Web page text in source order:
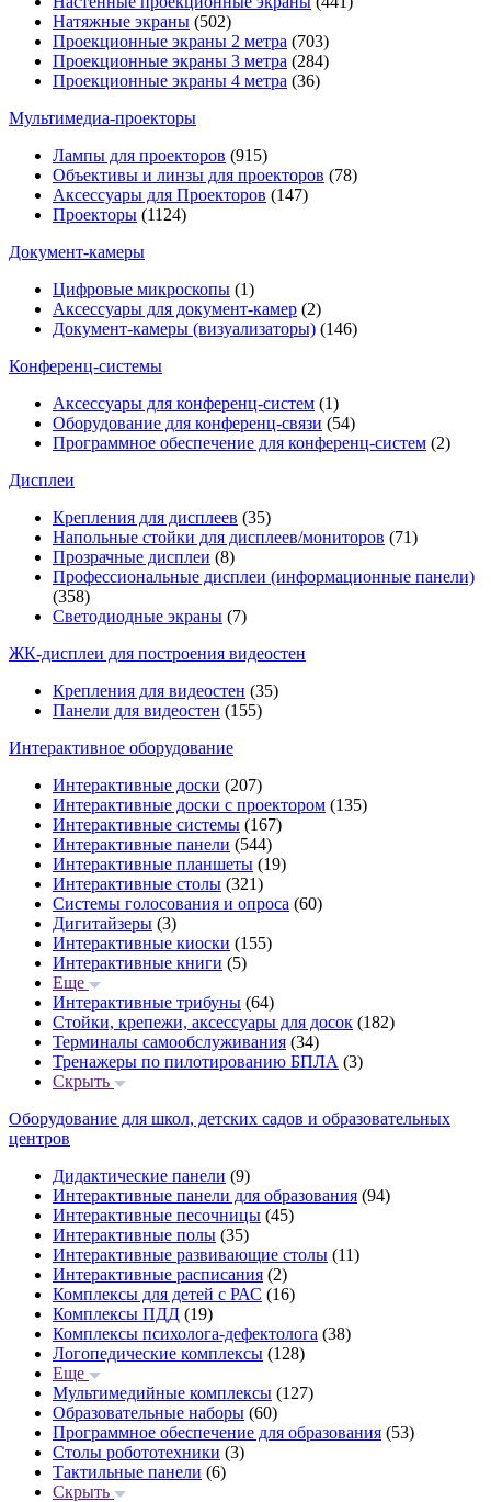
Натяжные экраны (502)
Проекционные экраны 2 метра (703)
Проекционные экраны 3 метра (284)
Проекционные экраны 4 метра (36)
Мультимедиa-проекторы
Лампы для проекторов (915)
Объективы и линзы для проекторов (78)
Аксессуары для Проекторов (147)
Проекторы (1124)
Документ-камеры
Цифровые микроскопы (1)
Аксессуары для документ-камер (2)
Документ-камеры (визуализаторы) (146)
Конференц-системы
Аксессуары для конференц-систем (1)
Оборудование для конференц-связи (54)
Программное обеспечение для конференц-систем (2)
Дисплеи
Крепления для дисплеев (35)
Напольные стойки для дисплеев/мониторов (71)
Прозрачные дисплеи (8)
Профессиональные дисплеи (информационные панели)
(358)
Светодиодные экраны (7)
ЖК-дисплеи для построения видеостен
Крепления для видеостен (35)
Панели для видеостен (155)
Интерактивное оборудование
Интерактивные доски (207)
Интерактивные доски с проектором (135)
Интерактивные системы (167)
Интерактивные панели (544)
Интерактивные планшеты (19)
Интерактивные столы (321)
Системы голосования и опроса (60)
Дигитайзеры (3)
Интерактивные киоски (155)
Интерактивные книги (5)
Еще
Интерактивные трибуны (64)
Стойки, крепежи, аксессуары для досок (182)
Терминалы самообслуживания (34)
Тренажеры по пилотированию БПЛА (3)
Скрыть
Оборудование для школ, детских садов и образовательных
центров
Дидактические панели (9)
Интерактивные панели для образования (94)
Интерактивные песочницы (45)
Интерактивные полы (35)
Интерактивные развивающие столы (11)
Интерактивные расписания (2)
Комплексы для детей с РАС (16)
Комплексы ПДД (19)
Комплексы психолога-дефектолога (38)
Логопедические комплексы (128)
Еще
Мультимедийные комплексы (127)
Образовательные наборы (60)
Программное обеспечение для образования (53)
Столы робототехники (3)
Тактильные панели (6)
Скрыть